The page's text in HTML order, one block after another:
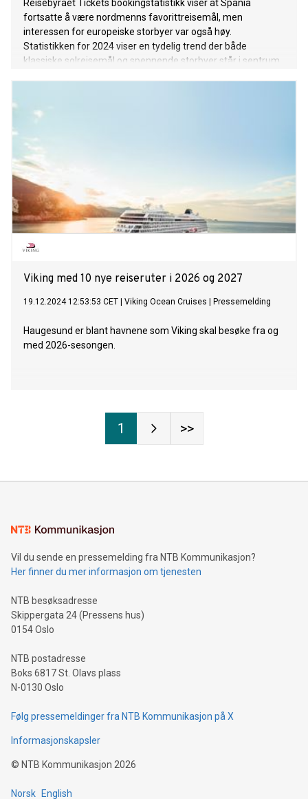
Reisebyrået Tickets bookingstatistikk viser at Spania
fortsatte å være nordmenns favorittreisemål, men
interessen for europeiske storbyer var også høy.
Statistikken for 2024 viser en tydelig trend der både
klassiske solreisemål og spennende storbyer står i sentrum
Viking med 10 nye reiseruter i 2026 og 2027
19.12.2024 12:53:53 CET Viking Ocean Cruises Pressemelding
Haugesund er blant havnene som Viking skal besøke fra og
med 2026-sesongen.
1 >>
Vil du sende en pressemelding fra NTB Kommunikasjon?
Her finner du mer informasjon om tjenesten
NTB besøksadresse
Skippergata 24 (Pressens hus)
0154 Oslo
NTB postadresse
Boks 6817 St. Olavs plass
N-0130 Oslo
Følg pressemeldinger fra NTB Kommunikasjon på X
Informasjonskapsler
© NTB Kommunikasjon 2026
Norsk English